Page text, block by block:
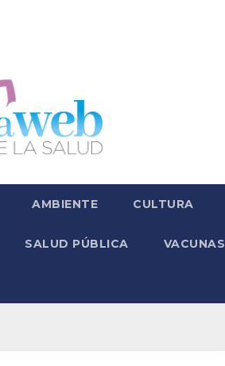
AMBIENTE CULTURA
SALUD PÚBLICA VACUNAS